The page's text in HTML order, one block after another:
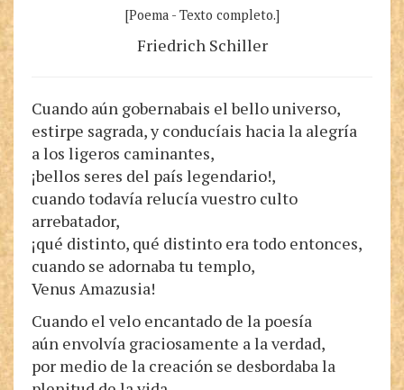
[Poema - Texto completo.]
Friedrich Schiller
Cuando aún gobernabais el bello universo,
estirpe sagrada, y conducíais hacia la alegría
a los ligeros caminantes,
¡bellos seres del país legendario!,
cuando todavía relucía vuestro culto
arrebatador,
¡qué distinto, qué distinto era todo entonces,
cuando se adornaba tu templo,
Venus Amazusia!
Cuando el velo encantado de la poesía
aún envolvía graciosamente a la verdad,
por medio de la creación se desbordaba la